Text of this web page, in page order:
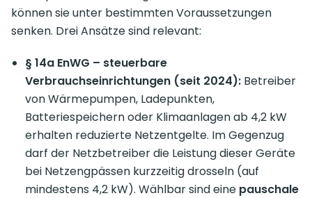
können sie unter bestimmten Voraussetzungen
senken. Drei Ansätze sind relevant:
§ 14a EnWG – steuerbare
Verbrauchseinrichtungen (seit 2024): Betreiber
von Wärmepumpen, Ladepunkten,
Batteriespeichern oder Klimaanlagen ab 4,2 kW
erhalten reduzierte Netzentgelte. Im Gegenzug
darf der Netzbetreiber die Leistung dieser Geräte
bei Netzengpässen kurzzeitig drosseln (auf
mindestens 4,2 kW). Wählbar sind eine pauschale